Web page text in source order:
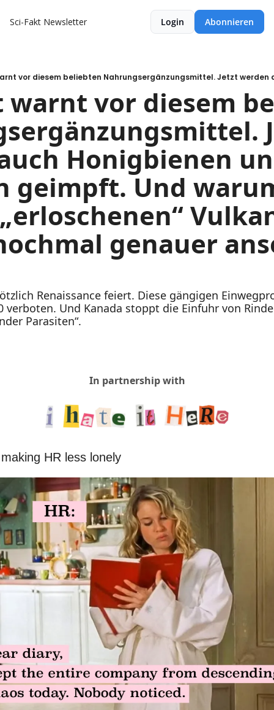
Sci-Fakt Newsletter Login Abonnieren
warnt vor diesem
Honigbienen
geimpft. Und
genauer
Renaissance feiert. Diese gängigen
verboten. Und Kanada stoppt die Einfuhr von
Parasiten“.
In partnership with
HR less lonely